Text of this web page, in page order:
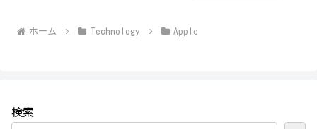
ホーム Technology Apple
検索